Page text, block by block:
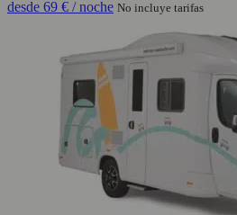
desde 69 € / noche No incluye tarifas